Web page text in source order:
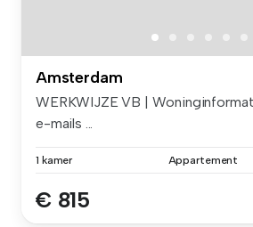
Amsterdam
WERKWIJZE VB |
e-mails ...
1 kamer Appartement
€ 815